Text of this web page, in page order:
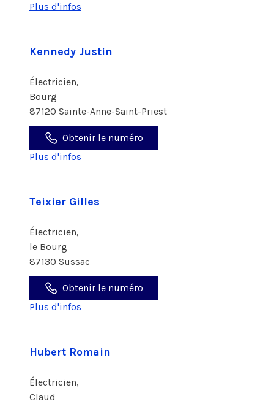
Plus d'infos
Kennedy Justin
Électricien,
Bourg
87120 Sainte-Anne-Saint-Priest
Obtenir le numéro
Plus d'infos
Teixier Gilles
Électricien,
le Bourg
87130 Sussac
Obtenir le numéro
Plus d'infos
Hubert Romain
Électricien,
Claud